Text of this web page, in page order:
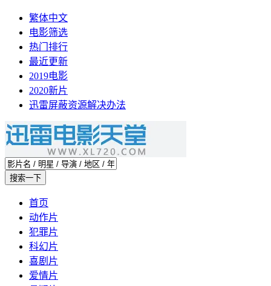
繁体中文
电影筛选
热门排行
最近更新
2019电影
2020新片
迅雷屏蔽资源解决办法
首页
动作片
犯罪片
科幻片
喜剧片
爱情片